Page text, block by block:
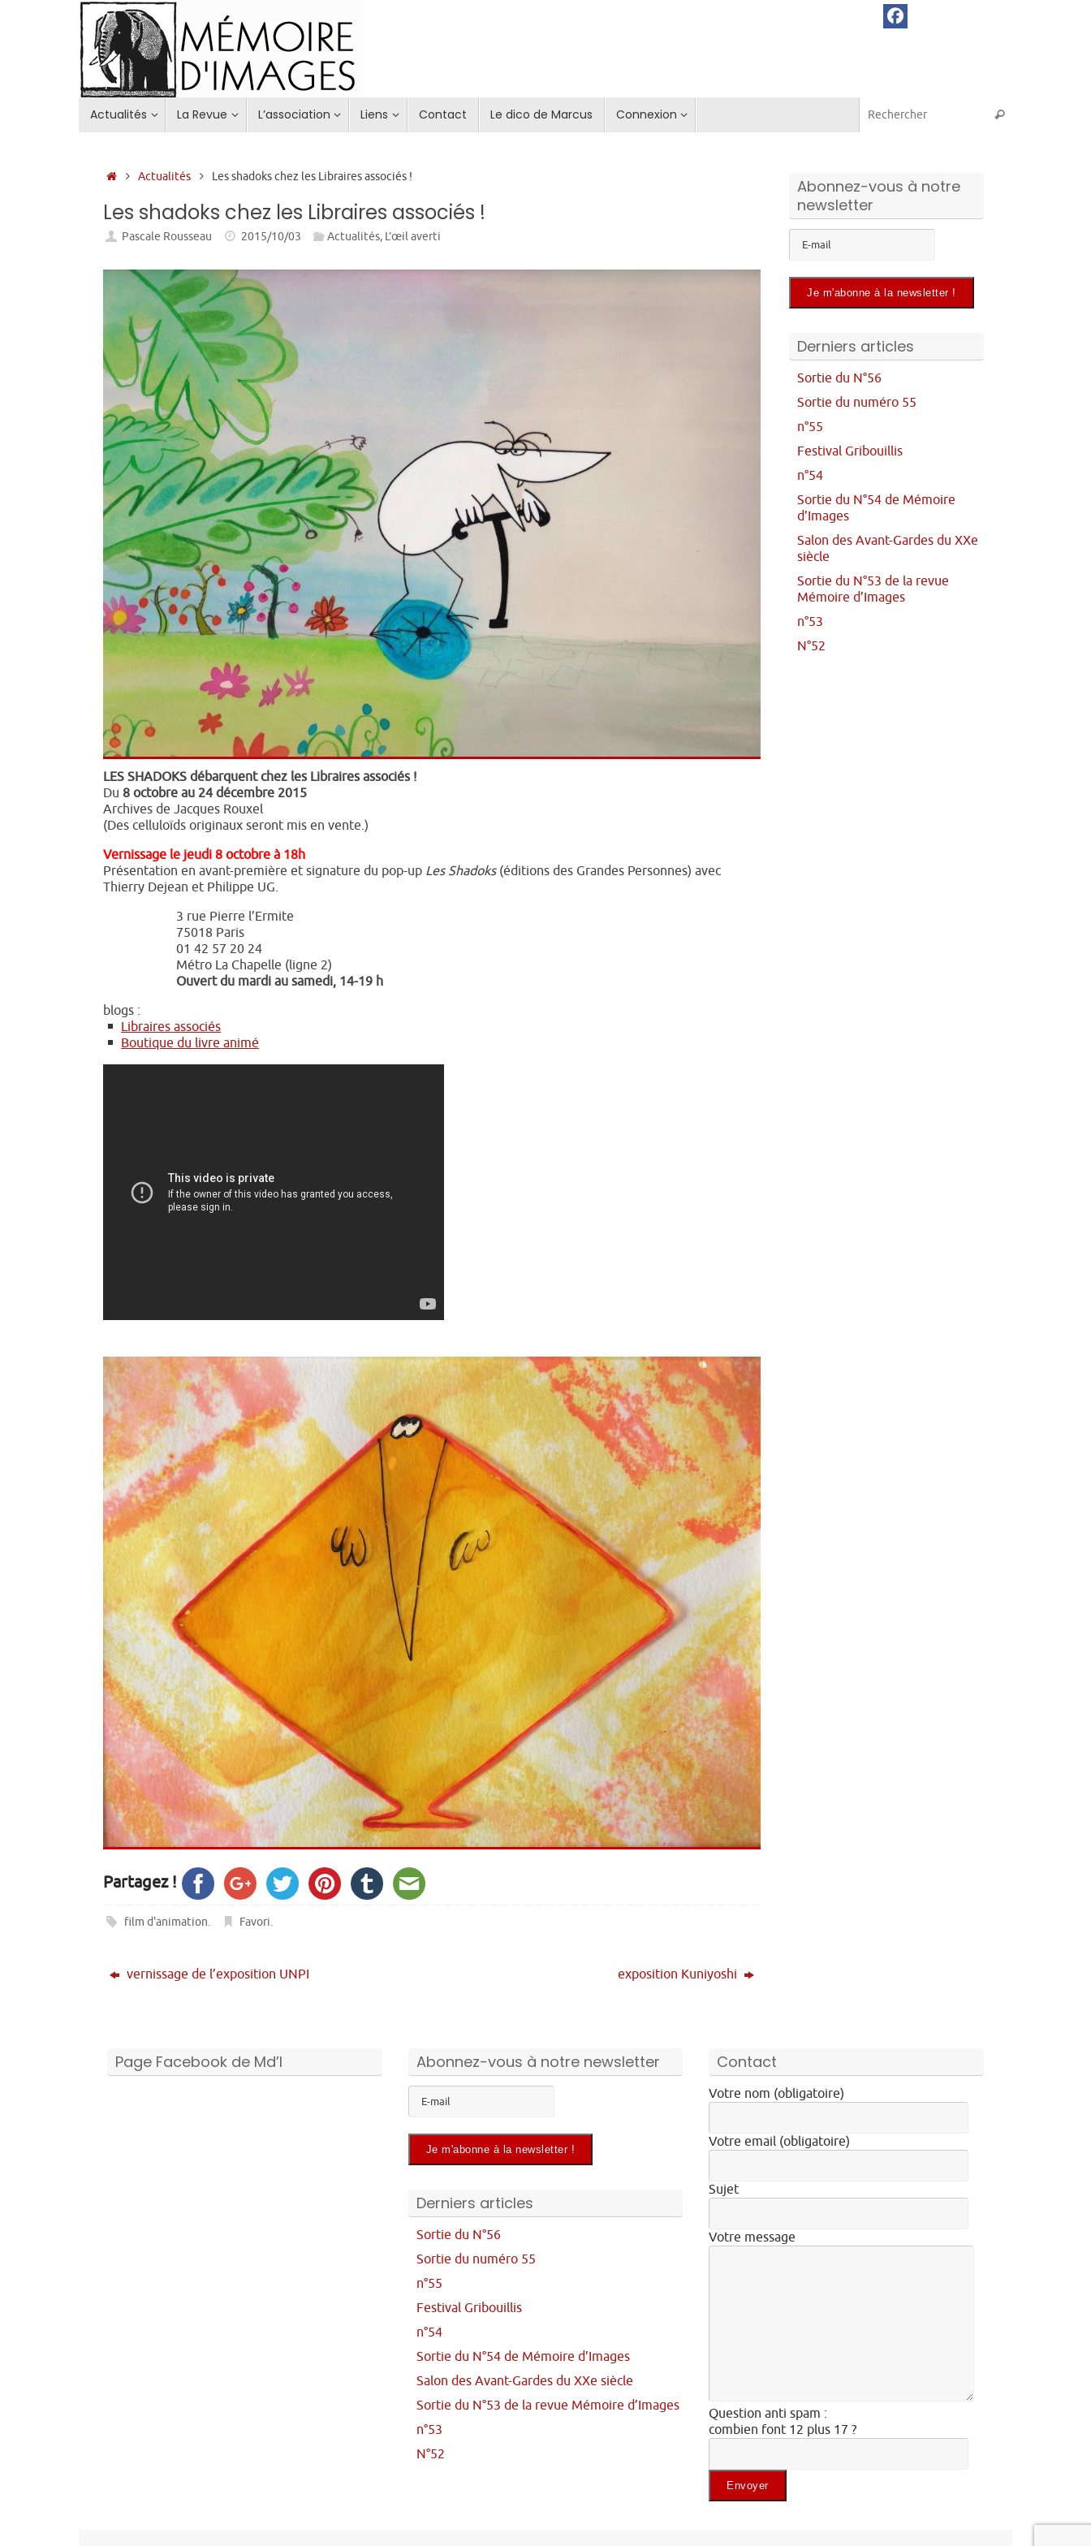
Actualités La Revue L’association Liens Contact Le dico de Marcus Connexion Rechercher
Accueil
Actualités Les shadoks chez les Libraires associés !
Les shadoks chez les Libraires associés !
Pascale Rousseau 2015/10/03 Actualités, L’œil averti
LES SHADOKS débarquent chez les Libraires associés !
Du 8 octobre au 24 décembre 2015
Archives de Jacques Rouxel
(Des celluloïds originaux seront mis en vente.)
Vernissage le jeudi 8 octobre à 18h
Présentation en avant-première et signature du pop-up Les Shadoks (éditions des Grandes Personnes) avec
Thierry Dejean et Philippe UG.
3 rue Pierre l’Ermite
75018 Paris
01 42 57 20 24
Métro La Chapelle (ligne 2)
Ouvert du mardi au samedi, 14-19 h
blogs :
Libraires associés
Boutique du livre animé
Partagez !
film d'animation. Favori.
vernissage de l’exposition UNPI exposition Kuniyoshi
Abonnez-vous à notre
newsletter
Derniers articles
Sortie du N°56
Sortie du numéro 55
n°55
Festival Gribouillis
n°54
Sortie du N°54 de Mémoire
d’Images
Salon des Avant-Gardes du XXe
siècle
Sortie du N°53 de la revue
Mémoire d’Images
n°53
N°52
Page Facebook de Md’I Abonnez-vous à notre newsletter
Derniers articles
Sortie du N°56
Sortie du numéro 55
n°55
Festival Gribouillis
n°54
Sortie du N°54 de Mémoire d’Images
Salon des Avant-Gardes du XXe siècle
Sortie du N°53 de la revue Mémoire d’Images
n°53
N°52
Contact
Votre nom (obligatoire)
Votre email (obligatoire)
Sujet
Votre message
Question anti spam :
combien font 12 plus 17 ?